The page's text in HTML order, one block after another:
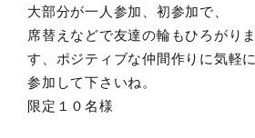
大部分が一人参加、初参加で、
席替えなどで友達の輪もひろがりま
す、ポジティブな仲間作りに気軽に
参加して下さいね。
限定１０名様